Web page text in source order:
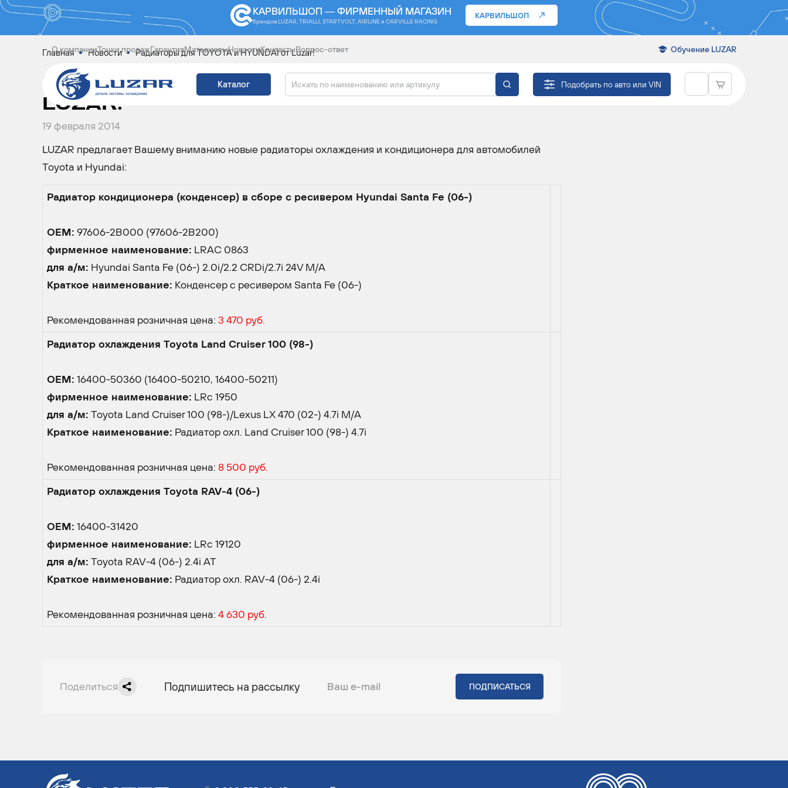
КАРВИЛЬШОП — ФИРМЕННЫЙ МАГАЗИН
брендовLUZAR, TRIALLI, STARTVOLT, AIRLINE и CARVILLE RACING
КАРВИЛЬШОП
О компанииТочки продажГарантияМатериалыНовостиКонтактыВопрос-ответ Обучение LUZAR
Каталог Подобрать по авто или VIN
Главная Новости Радиаторы для TOYOTA и HYUNDAI от Luzar!
РАДИАТОРЫ ДЛЯ TOYOTA И HYUNDAI ОТ
LUZAR!
19 февраля 2014
LUZAR предлагает Вашему вниманию новые радиаторы охлаждения и кондиционера для автомобилей
Toyota и Hyundai:
Радиатор кондиционера (конденсер) в сборе с ресивером Hyundai Santa Fe (06-)
OEM: 97606-2B000 (97606-2B200)
фирменное наименование: LRAC 0863
для а/м: Hyundai Santa Fe (06-) 2.0i/2.2 CRDi/2.7i 24V M/A
Краткое наименование: Конденсер с ресивером Santa Fe (06-)
Рекомендованная розничная цена: 3 470 руб.
Радиатор охлаждения Toyota Land Cruiser 100 (98-)
OEM: 16400-50360 (16400-50210, 16400-50211)
фирменное наименование: LRc 1950
для а/м: Toyota Land Cruiser 100 (98-)/Lexus LX 470 (02-) 4.7i M/A
Краткое наименование: Радиатор охл. Land Cruiser 100 (98-) 4.7i
Рекомендованная розничная цена: 8 500 руб.
Радиатор охлаждения Toyota RAV-4 (06-)
OEM: 16400-31420
фирменное наименование: LRc 19120
для а/м: Toyota RAV-4 (06-) 2.4i AT
Краткое наименование: Радиатор охл. RAV-4 (06-) 2.4i
Рекомендованная розничная цена: 4 630 руб.
Поделиться Подпишитесь на рассылку